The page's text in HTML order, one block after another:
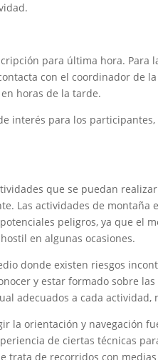
para última hora.
con el coordinador de
horas de la tarde.
interés para los
que se puedan
Las actividades de montaña
peligros, ya que el
en algunas ocasiones.
donde existen riesgos
y estar formado sobre
adecuados a cada actividad,
la orientación y navegación
de ciertas técnicas
trata de recorridos con